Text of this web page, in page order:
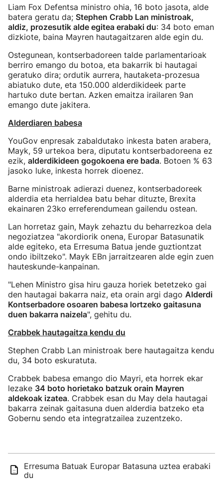
Liam Fox Defentsa ministro ohia, 16 boto jasota, alde
batera geratu da; Stephen Crabb Lan ministroak,
aldiz, prozesutik alde egitea erabaki du: 34 boto eman
dizkiote, baina Mayren hautagaitzaren alde egin du.
Ostegunean, kontserbadoreen talde parlamentarioak
berriro emango du botoa, eta bakarrik bi hautagai
geratuko dira; ordutik aurrera, hautaketa-prozesua
abiatuko dute, eta 150.000 alderdikideek parte
hartuko dute bertan. Azken emaitza irailaren 9an
emango dute jakitera.
Alderdiaren babesa
YouGov enpresak zabaldutako inkesta baten arabera,
Mayk, 59 urtekoa bera, diputatu kontserbadoreena ez
ezik, alderdikideen gogokoena ere bada. Botoen % 63
jasoko luke, inkesta horrek dioenez.
Barne ministroak adierazi duenez, kontserbadoreek
alderdia eta herrialdea batu behar dituzte, Brexita
ekainaren 23ko erreferendumean gailendu ostean.
Lan horretaz gain, Mayk zehaztu du beharrezkoa dela
negoziatzea "akordiorik onena, Europar Batasunatik
alde egiteko, eta Erresuma Batua jende guztiontzat
ondo ibiltzeko". Mayk EBn jarraitzearen alde egin zuen
hauteskunde-kanpainan.
"Lehen Ministro gisa hiru gauza horiek betetzeko gai
den hautagai bakarra naiz, eta orain argi dago Alderdi
Kontserbadore osoaren babesa lortzeko gaitasuna
duen bakarra naizela", gehitu du.
Crabbek hautagaitza kendu du
Stephen Crabb Lan ministroak bere hautagaitza kendu
du, 34 boto eskuratuta.
Crabbek babesa emango dio Mayri, eta horrek ekar
lezake 34 boto horietako batzuk orain Mayren
aldekoak izatea. Crabbek esan du May dela hautagai
bakarra zeinak gaitasuna duen alderdia batzeko eta
Gobernu sendo eta integratzailea zuzentzeko.
Erresuma Batuak Europar Batasuna uztea erabaki
du